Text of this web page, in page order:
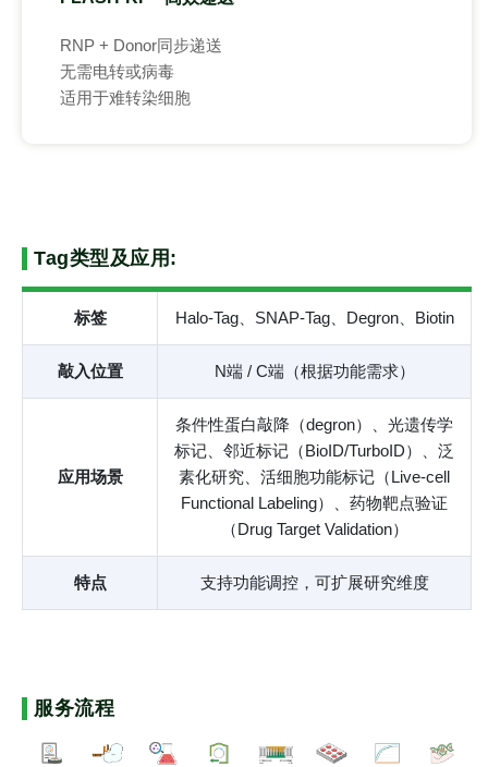
RNP + Donor同步递送
无需电转或病毒
适用于难转染细胞
Tag类型及应用:
标签 Halo-Tag、SNAP-Tag、Degron、Biotin
敲入位置 N端 / C端（根据功能需求）
应用场景
条件性蛋白敲降（degron）、光遗传学
标记、邻近标记（BioID/TurboID）、泛
素化研究、活细胞功能标记（Live-cell
Functional Labeling）、药物靶点验证
（Drug Target Validation）
特点 支持功能调控，可扩展研究维度
服务流程